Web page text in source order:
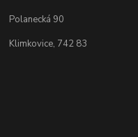
Polanecká 90
Klimkovice, 742 83